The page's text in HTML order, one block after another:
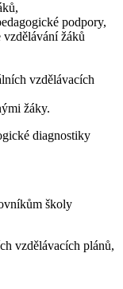
podpory,
vzdělávání žáků
vzdělávacích
žáky.
diagnostiky
školy
vzdělávacích plánů,